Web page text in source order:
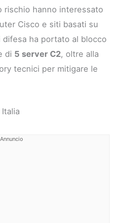
rischio hanno interessato
Cisco e siti basati su
difesa ha portato al blocco
di 5 server C2, oltre alla
tecnici per mitigare le
Annuncio